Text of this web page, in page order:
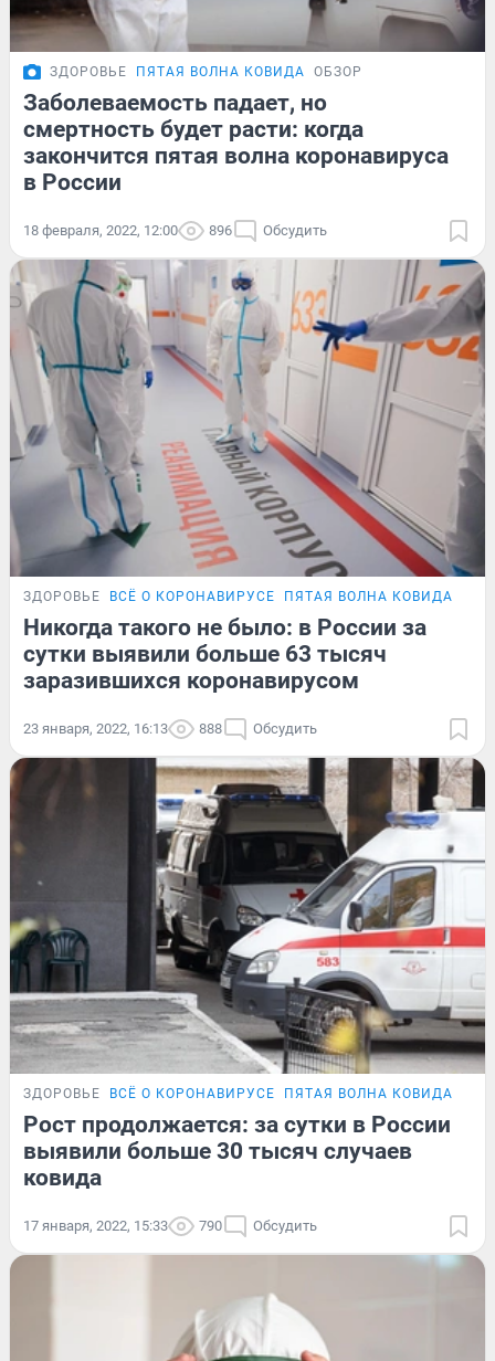
ЗДОРОВЬЕ ПЯТАЯ ВОЛНА КОВИДА ОБЗОР
Заболеваемость падает, но
смертность будет расти: когда
закончится пятая волна коронавируса
в России
18 февраля, 2022, 12:00 896 Обсудить
ЗДОРОВЬЕ ВСЁ О КОРОНАВИРУСЕ ПЯТАЯ ВОЛНА КОВИДА
Никогда такого не было: в России за
сутки выявили больше 63 тысяч
заразившихся коронавирусом
23 января, 2022, 16:13 888 Обсудить
ЗДОРОВЬЕ ВСЁ О КОРОНАВИРУСЕ ПЯТАЯ ВОЛНА КОВИДА
Рост продолжается: за сутки в России
выявили больше 30 тысяч случаев
ковида
17 января, 2022, 15:33 790 Обсудить